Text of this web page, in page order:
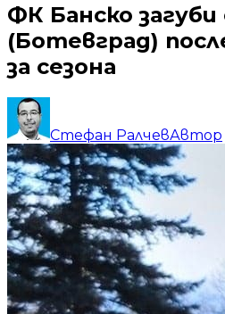
ФК Банско
(Ботевград)
за сезона
Стефан РалчевАвтор